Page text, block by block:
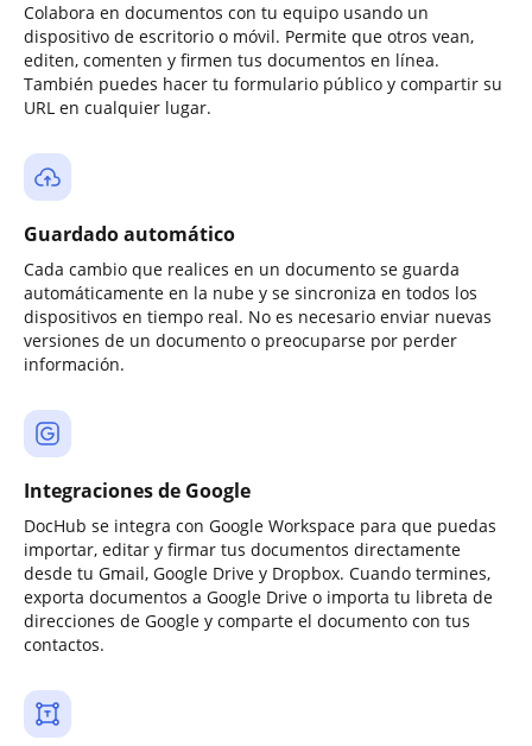
Colabora en documentos con tu equipo usando un
dispositivo de escritorio o móvil. Permite que otros vean,
editen, comenten y firmen tus documentos en línea.
También puedes hacer tu formulario público y compartir su
URL en cualquier lugar.
Guardado automático
Cada cambio que realices en un documento se guarda
automáticamente en la nube y se sincroniza en todos los
dispositivos en tiempo real. No es necesario enviar nuevas
versiones de un documento o preocuparse por perder
información.
Integraciones de Google
DocHub se integra con Google Workspace para que puedas
importar, editar y firmar tus documentos directamente
desde tu Gmail, Google Drive y Dropbox. Cuando termines,
exporta documentos a Google Drive o importa tu libreta de
direcciones de Google y comparte el documento con tus
contactos.